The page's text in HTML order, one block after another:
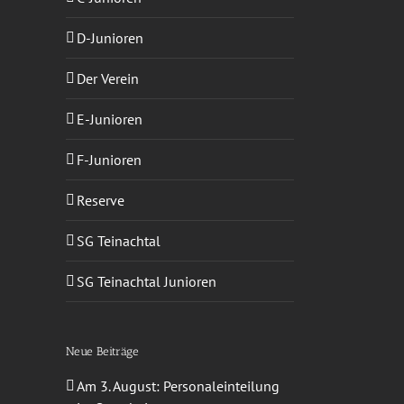
D-Junioren
Der Verein
E-Junioren
F-Junioren
Reserve
SG Teinachtal
SG Teinachtal Junioren
Neue Beiträge
Am 3. August: Personaleinteilung